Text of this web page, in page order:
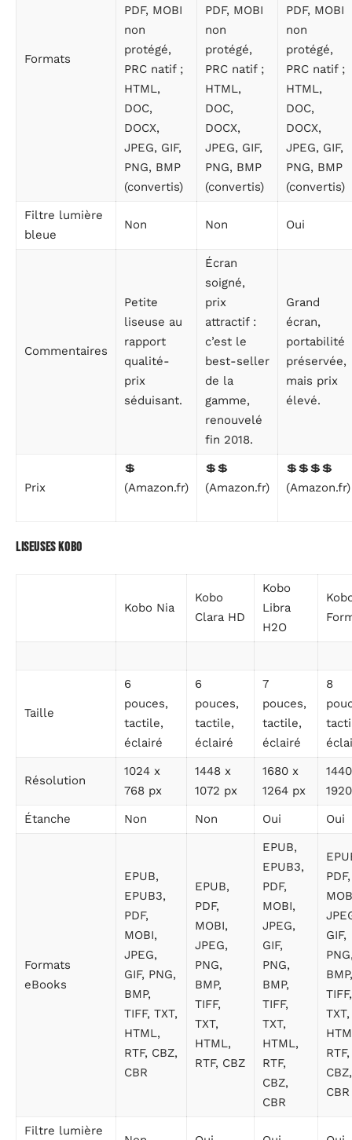
Formats
PDF, MOBI
non
protégé,
PRC natif ;
HTML,
DOC,
DOCX,
JPEG, GIF,
PNG, BMP
(convertis)
PDF, MOBI
non
protégé,
PRC natif ;
HTML,
DOC,
DOCX,
JPEG, GIF,
PNG, BMP
(convertis)
PDF, MOBI
non
protégé,
PRC natif ;
HTML,
DOC,
DOCX,
JPEG, GIF,
PNG, BMP
(convertis)
Filtre lumière
bleue
Non Non Oui
Commentaires
Petite
liseuse au
rapport
qualité-
prix
séduisant.
Écran
soigné,
prix
attractif :
c’est le
best-seller
de la
gamme,
renouvelé
fin 2018.
Grand
écran,
portabilité
préservée,
mais prix
élevé.
Prix
💲
(Amazon.fr)
💲💲
(Amazon.fr)
💲💲💲💲
(Amazon.fr)
Liseuses Kobo
Kobo Nia
Kobo
Clara HD
Kobo
Libra
H2O
Taille
6
pouces,
tactile,
éclairé
6
pouces,
tactile,
éclairé
7
pouces,
tactile,
éclairé
8
Résolution
1024 x
768 px
1448 x
1072 px
1680 x
1264 px
Étanche
Non Non Oui Oui
Formats
eBooks
EPUB,
EPUB3,
PDF,
MOBI,
JPEG,
GIF, PNG,
BMP,
TIFF, TXT,
HTML,
RTF, CBZ,
CBR
EPUB,
PDF,
MOBI,
JPEG,
PNG,
BMP,
TIFF,
TXT,
HTML,
RTF, CBZ
EPUB,
EPUB3,
PDF,
MOBI,
JPEG,
GIF,
PNG,
BMP,
TIFF,
TXT,
HTML,
RTF,
CBZ,
CBR
PDF,
GIF,
BMP,
TIFF,
TXT,
RTF,
CBZ,
CBR
Filtre lumière